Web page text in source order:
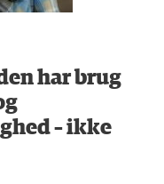
har brug
– ikke